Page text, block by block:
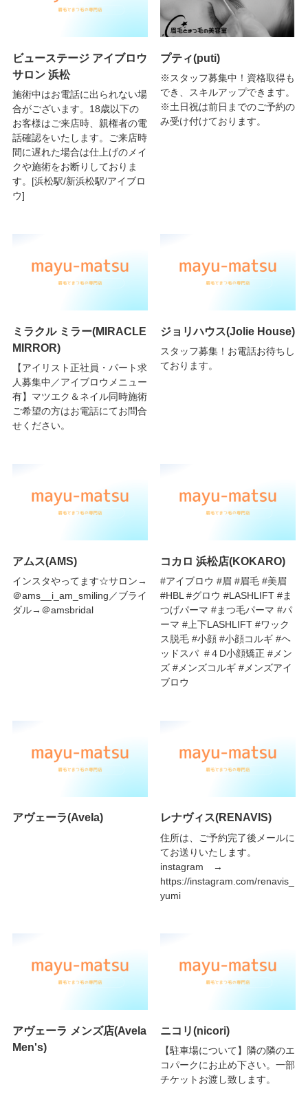
ビューステージ アイブロウ
サロン 浜松
施術中はお電話に出られない場
合がございます。18歳以下の
お客様はご来店時、親権者の電
話確認をいたします。ご来店時
間に遅れた場合は仕上げのメイ
クや施術をお断りしておりま
す。[浜松駅/新浜松駅/アイブロ
ウ]
プティ(puti)
※スタッフ募集中！資格取得も
でき、スキルアップできます。
※土日祝は前日までのご予約の
み受け付けております。
ミラクル ミラー(MIRACLE
MIRROR)
【アイリスト正社員・パート求
人募集中／アイブロウメニュー
有】マツエク＆ネイル同時施術
ご希望の方はお電話にてお問合
せください。
ジョリハウス(Jolie House)
スタッフ募集！お電話お待ちし
ております。
アムス(AMS)
インスタやってます☆サロン→
＠ams__i_am_smiling／ブライ
ダル→＠amsbridal
コカロ 浜松店(KOKARO)
#アイブロウ #眉 #眉毛 #美眉
#HBL #グロウ #LASHLIFT #ま
つげパーマ #まつ毛パーマ #パ
ーマ #上下LASHLIFT #ワック
ス脱毛 #小顔 #小顔コルギ #ヘ
ッドスパ #４D小顔矯正 #メン
ズ #メンズコルギ #メンズアイ
ブロウ
アヴェーラ(Avela) レナヴィス(RENAVIS)
住所は、ご予約完了後メールに
てお送りいたします。
instagram →
https://instagram.com/renavis_
yumi
アヴェーラ メンズ店(Avela
Men's)
ニコリ(nicori)
【駐車場について】隣の隣のエ
コパークにお止め下さい。一部
チケットお渡し致します。